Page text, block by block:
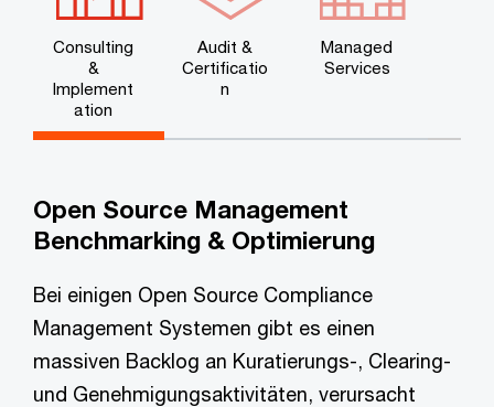
Consulting
&
Implement
ation
Audit &
Certificatio
n
Managed
Services
Open Source Management
Benchmarking & Optimierung
Bei einigen Open Source Compliance
Management Systemen gibt es einen
massiven Backlog an Kuratierungs-, Clearing-
und Genehmigungsaktivitäten, verursacht